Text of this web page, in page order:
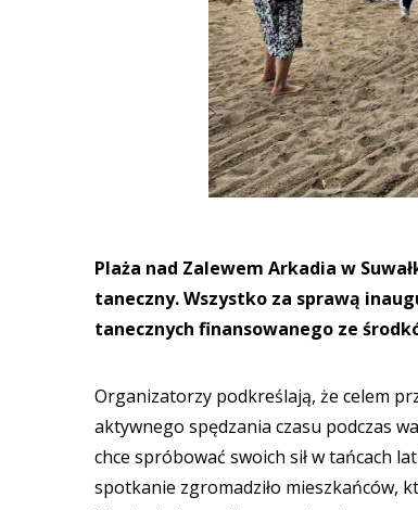
Plaża nad Zalewem Arkadia w
taneczny. Wszystko za sprawą
tanecznych finansowanego ze
Organizatorzy podkreślają, że celem
aktywnego spędzania czasu podczas
chce spróbować swoich sił w tańcach
spotkanie zgromadziło mieszkańców,